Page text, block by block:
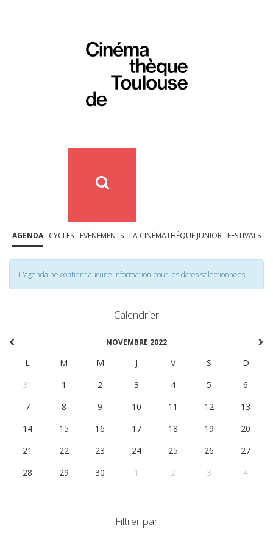
AGENDA CYCLES ÉVÉNEMENTS LA CINÉMATHÈQUE JUNIOR FESTIVALS
L'agenda ne contient aucune information pour les dates selectionnées
Calendrier
NOVEMBRE 2022
L M M J V S
D
31
1 2 3 4 5
6
7
8 9 10 11 12
13
14
15 16 17 18 19
20
21
22 23 24 25 26
27
28
29 30 1 2 3 4
Filtrer par